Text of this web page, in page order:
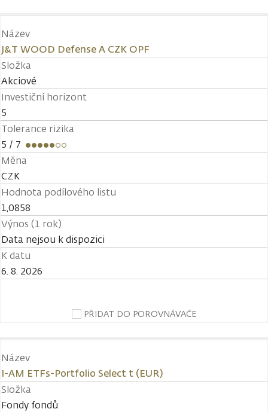
Název
J&T WOOD Defense A CZK OPF
Složka
Akciové
Investiční horizont
5
Tolerance rizika
5 / 7
Měna
CZK
Hodnota podílového listu
1,0858
Výnos (1 rok)
Data nejsou k dispozici
K datu
6. 8. 2026
PŘIDAT DO POROVNÁVAČE
Název
I-AM ETFs-Portfolio Select t (EUR)
Složka
Fondy fondů